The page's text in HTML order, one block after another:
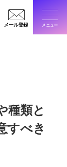
メール登録 メニュー
種類と
すべき